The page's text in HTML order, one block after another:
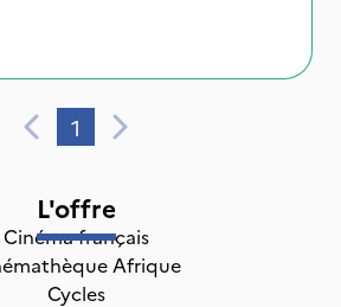
1
L'offre
Cinéma français
Afrique
Cycles